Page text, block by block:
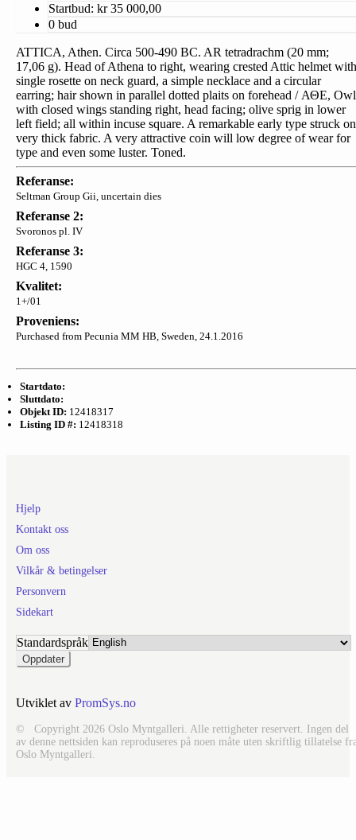
Startbud: kr35 000,00
0 bud
ATTICA, Athen. Circa 500-490 BC. AR tetradrachm (20 mm;
17,06 g). Head of Athena to right, wearing crested Attic helmet with
single rosette on neck guard, a simple necklace and a circular
earring; hair shown in parallel dotted plaits on forehead / ΑΘΕ, Owl
with closed wings standing right, head facing; olive sprig in lower
left field; all within incuse square. A remarkable early type struck on
very thick fabric. A very attractive coin will low degree of wear for
type and even some luster. Toned.
Referanse:
Seltman Group Gii, uncertain dies
Referanse 2:
Svoronos pl. IV
Referanse 3:
HGC 4, 1590
Kvalitet:
1+/01
Proveniens:
Purchased from Pecunia MM HB, Sweden, 24.1.2016
Startdato:
Sluttdato:
Objekt ID: 12418317
Listing ID #: 12418318
Hjelp
Kontakt oss
Om oss
Vilkår & betingelser
Personvern
Sidekart
Standardspråk
Utviklet av PromSys.no
© Copyright 2026 Oslo Myntgalleri. Alle rettigheter reservert. Ingen del
av denne nettsiden kan reproduseres på noen måte uten skriftlig tillatelse
Oslo Myntgalleri.